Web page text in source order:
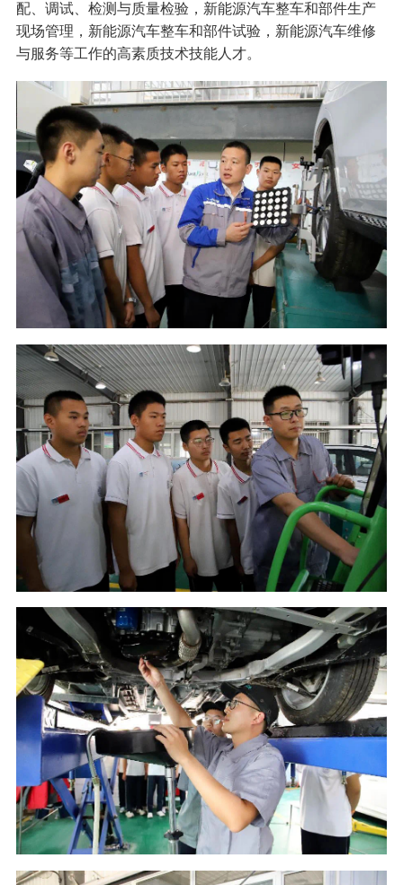
配、调试、检测与质量检验，新能源汽车整车和部件生产
现场管理，新能源汽车整车和部件试验，新能源汽车维修
与服务等工作的高素质技术技能人才。